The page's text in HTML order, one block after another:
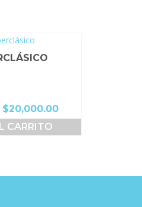
El
precio
original
$20,000.00El
precio
CARRITO